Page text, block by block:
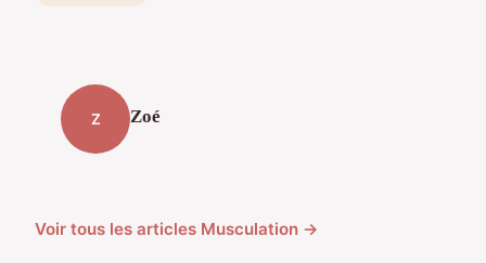
Z Zoé
Voir tous les articles Musculation →